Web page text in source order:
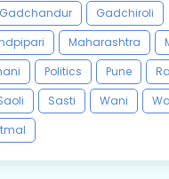
Gadchandur
Gadchiroli
Maharashtra
Politics Pune
Sasti Wani